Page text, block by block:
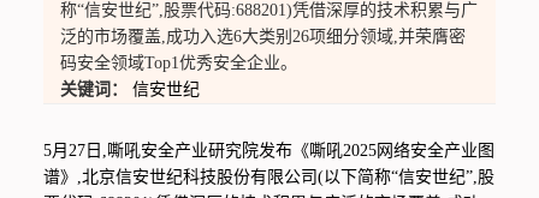
称“信安世纪”,股票代码:688201)凭借深厚的技术积累与广
泛的市场覆盖,成功入选6大类别26项细分领域,并荣膺密
码安全领域Top1优秀安全企业。
关键词：
信安世纪
5月27日,嘶吼安全产业研究院发布《嘶吼2025网络安全产业图
谱》,北京信安世纪科技股份有限公司(以下简称“信安世纪”,股